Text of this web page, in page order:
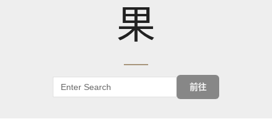
果
前往